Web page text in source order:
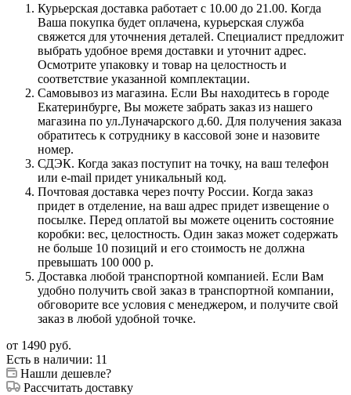
Курьерская доставка работает с 10.00 до 21.00. Когда
Ваша покупка будет оплачена, курьерская служба
свяжется для уточнения деталей. Специалист предложит
выбрать удобное время доставки и уточнит адрес.
Осмотрите упаковку и товар на целостность и
соответствие указанной комплектации.
Самовывоз из магазина. Если Вы находитесь в городе
Екатеринбурге, Вы можете забрать заказ из нашего
магазина по ул.Луначарского д.60. Для получения заказа
обратитесь к сотруднику в кассовой зоне и назовите
номер.
СДЭК. Когда заказ поступит на точку, на ваш телефон
или e-mail придет уникальный код.
Почтовая доставка через почту России. Когда заказ
придет в отделение, на ваш адрес придет извещение о
посылке. Перед оплатой вы можете оценить состояние
коробки: вес, целостность. Один заказ может содержать
не больше 10 позиций и его стоимость не должна
превышать 100 000 р.
Доставка любой транспортной компанией. Если Вам
удобно получить свой заказ в транспортной компании,
обговорите все условия с менеджером, и получите свой
заказ в любой удобной точке.
от 1490 руб.
Есть в наличии: 11
Нашли дешевле?
Рассчитать доставку